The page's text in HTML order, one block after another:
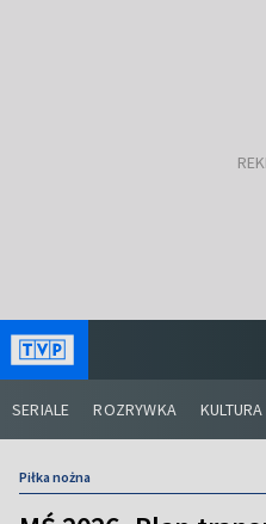
SERIALE ROZRYWKA KULTURA
Piłka nożna